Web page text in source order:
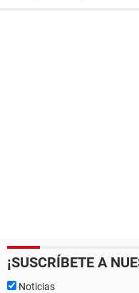
¡SUSCRÍBETE A
Noticias